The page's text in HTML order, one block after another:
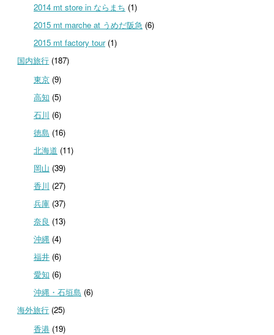
2014 mt store in ならまち (1)
2015 mt marche at うめだ阪急 (6)
2015 mt factory tour(1)
国内旅行 (187)
東京(9)
高知 (5)
石川 (6)
徳島 (16)
北海道 (11)
岡山 (39)
香川 (27)
兵庫(37)
奈良 (13)
沖縄(4)
福井(6)
愛知 (6)
沖縄・石垣島 (6)
海外旅行 (25)
香港(19)